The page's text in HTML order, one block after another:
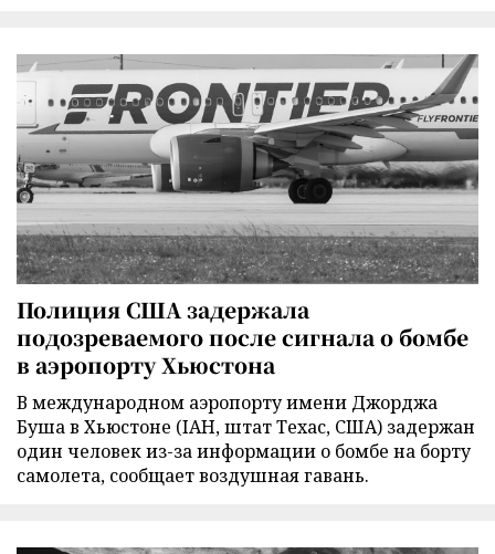
Полиция США задержала
подозреваемого после сигнала о бомбе
в аэропорту Хьюстона
В международном аэропорту имени Джорджа
Буша в Хьюстоне (IAH, штат Техас, США) задержан
один человек из-за информации о бомбе на борту
самолета, сообщает воздушная гавань.